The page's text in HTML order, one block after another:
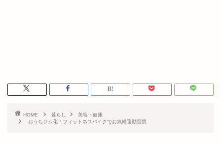
HOME 暮らし
美容・健康
おうちジム化！フィットネスバイクでお気軽運動習慣